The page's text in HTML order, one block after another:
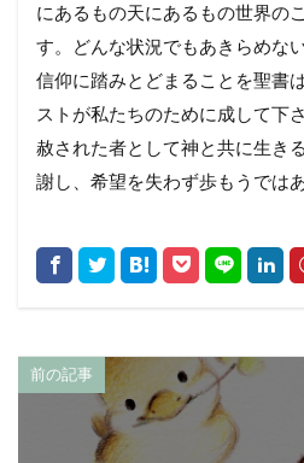
にあるもの天にあるもの世界の
す。どんな状況でもあきらめな
信仰に踏みとどまることを聖書
ストが私たちのために成して下
赦された者として神と共に生き
謝し、希望を失わず歩もうでは
前の記事